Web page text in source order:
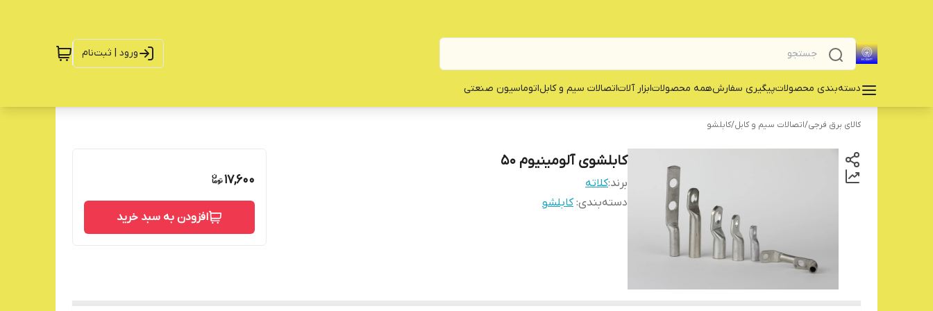
ورود | ثبت‌نام
دسته‌بندی محصولاتپیگیری سفارشهمه محصولات‌ابزار آلاتاتصالات سیم و کابلاتوماسیون صنعتی
کالای برق فرجی/اتصالات سیم و کابل/کابلشو
کابلشوی آلومینیوم 50
برند:کلاته
دسته‌بندی:کابلشو
17,600
افزودن به سبد خرید